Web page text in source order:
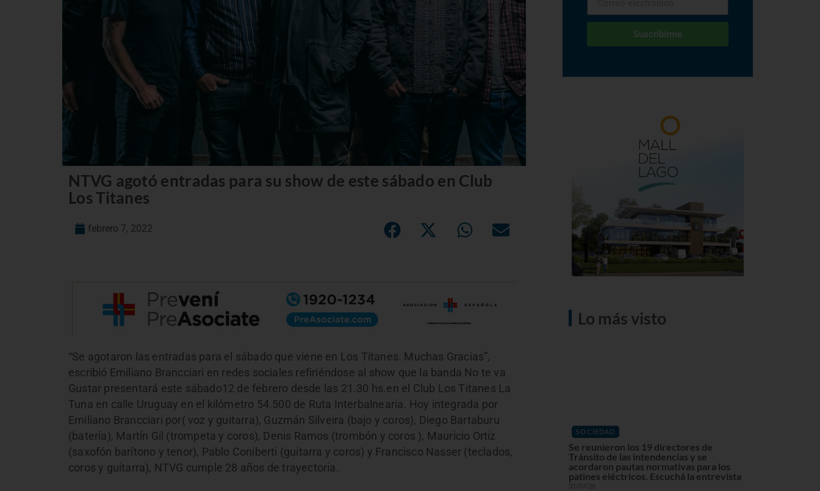
NTVG agotó entradas para su show de este sábado en Club
Los Titanes
febrero 7, 2022
“Se agotaron las entradas para el sábado que viene en Los Titanes. Muchas Gracias”,
escribió Emiliano Brancciari en redes sociales refiriéndose al show que la banda No te va
Gustar presentará este sábado12 de febrero desde las 21.30 hs.en el Club Los Titanes La
Tuna en calle Uruguay en el kilómetro 54.500 de Ruta Interbalnearia. Hoy integrada por
Emiliano Brancciari por( voz y guitarra), Guzmán Silveira (bajo y coros), Diego Bartaburu
(batería), Martín Gil (trompeta y coros), Denis Ramos (trombón y coros ), Mauricio Ortiz
(saxofón barítono y tenor), Pablo Coniberti (guitarra y coros) y Francisco Nasser (teclados,
coros y guitarra), NTVG cumple 28 años de trayectoria.
Suscribirme
Lo más visto
SOCIEDAD
Se reunieron los 19 directores de
Tránsito de las intendencias y se
acordaron pautas normativas para los
patines eléctricos. Escuchá la entrevista
31/07/26